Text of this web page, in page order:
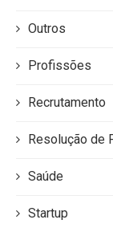
Outros
Profissões
Recrutamento
Resolução de
Saúde
Startup